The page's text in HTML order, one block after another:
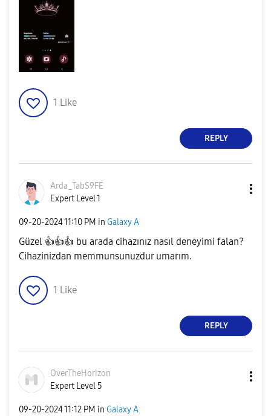
1 Like
REPLY
Arda_TabS9FE
Expert Level 1
‎09-20-202411:10 PM in Galaxy A
Güzel 👍👍👍 bu arada cihazınız nasıl deneyimi falan?
Cihazinizdan memmunsunuzdur umarım.
1 Like
REPLY
OverTheHorizon
Expert Level 5
‎09-20-202411:12 PM in Galaxy A